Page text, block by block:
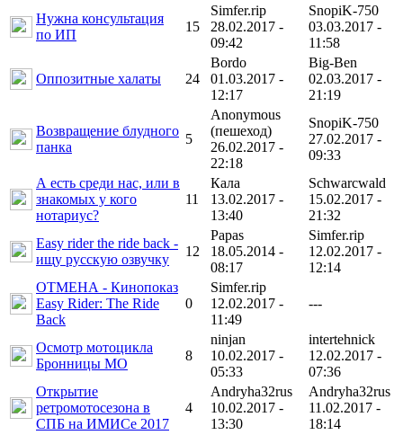
Нужна консультация
по ИП
15
Simfer.rip
28.02.2017 -
09:42
SnopiK-750
03.03.2017 -
11:58
Оппозитные халаты 24
Bordo
01.03.2017 -
12:17
Big-Ben
02.03.2017 -
21:19
Возвращение блудного
панка
5
Anonymous
(пешеход)
26.02.2017 -
22:18
SnopiK-750
27.02.2017 -
09:33
А есть среди нас, или в
знакомых у кого
нотариус?
11
Кала
13.02.2017 -
13:40
Schwarcwald
15.02.2017 -
21:32
Easy rider the ride back -
ищу русскую озвучку
12
Papas
18.05.2014 -
08:17
Simfer.rip
12.02.2017 -
12:14
ОТМЕНА - Кинопоказ
Easy Rider: The Ride
Back
0
Simfer.rip
12.02.2017 -
11:49
---
Осмотр мотоцикла
Бронницы МО
8
ninjan
10.02.2017 -
05:33
intertehnick
12.02.2017 -
07:36
Открытие
ретромотосезона в
СПБ на ИМИСе 2017
4
Andryha32rus
10.02.2017 -
13:30
Andryha32rus
11.02.2017 -
18:14